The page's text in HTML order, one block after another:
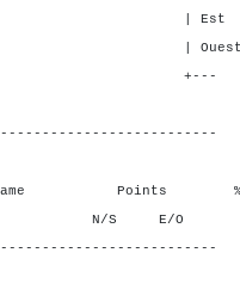
Est - -
- -
Points %
E/O N/